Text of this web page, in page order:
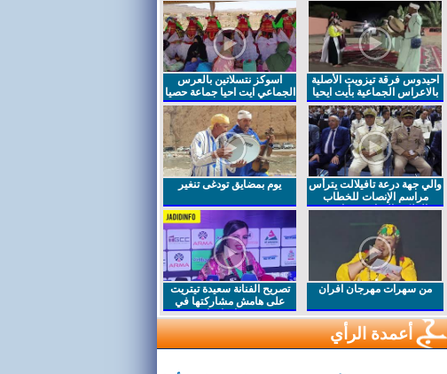
احيدوس فرقة تيزويت الأصلية
بالاعراس الجماعية بأيت ايحيا
اسوكز نتسلاتين بالعرس
الجماعي ايت احيا جماعة حصيا
والي جهة درعة تافيلالت يترأس
مراسم الإنصات للخطاب
الملكي السامي بمناسبة
يوم بمضايق تودغى تنغير
من سهرات مهرجان افران
تصريح الفنانة سعيدة تيتريت
على هامش مشاركتها في
مهرجان افران
أعمدة الرأي